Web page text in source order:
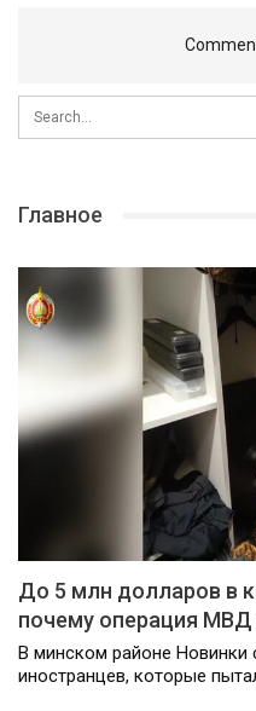
Главное
До 5 млн долларов в
почему операция
В минском районе Новинки
иностранцев, которые